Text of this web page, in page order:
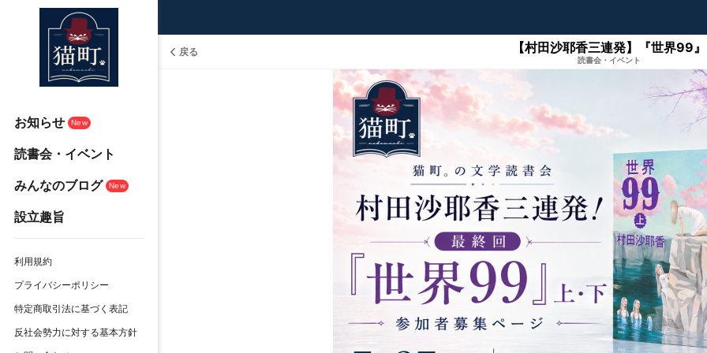
お知らせ New
読書会・イベント
みんなのブログ
New
設立趣旨
利用規約
プライバシーポリシー
特定商取引法に基づく表記
反社会勢力に対する基本方針
戻る 【村田沙耶香三連発】『世界99』
読書会・イベント